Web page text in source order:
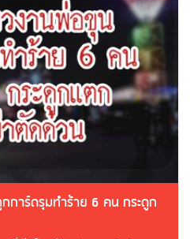
การ์ดรุมทำร้าย 6 คน กระดูก